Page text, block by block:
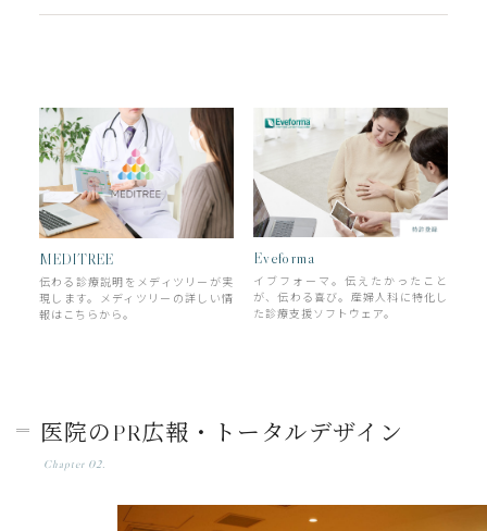
MEDITREE
伝わる診療説明をメディツリーが実
現します。メディツリーの詳しい情
報はこちらから。
Eveforma
イブフォーマ。伝えたかったこと
が、伝わる喜び。産婦人科に特化し
た診療支援ソフトウェア。
医院のPR広報・トータルデザイン
Chapter 02.